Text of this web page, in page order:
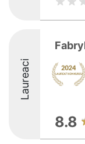
Laureaci
8.8